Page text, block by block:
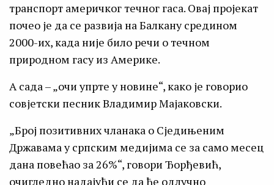
транспорт америчког течног гаса. Овај пројекат
почео је да се развија на Балкану средином
2000-их, када није било речи о течном
природном гасу из Америке.
А сада – „очи упрте у новине“, како је говорио
совјетски песник Владимир Мајаковски.
„Број позитивних чланака о Сједињеним
Државама у српским медијима се за само месец
дана повећао за 26%“, говори Ђорђевић,
очигледно надајући се да ће одлучно